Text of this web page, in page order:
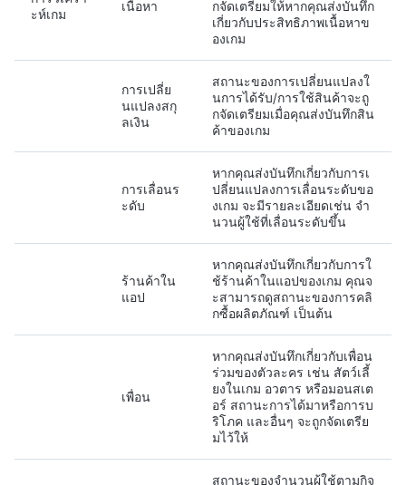
ะห์เกม
เนื้อหา
กจัดเตรียมให้หากคุณส่งบันทึก
เกี่ยวกับประสิทธิภาพเนื้อหาข
องเกม
การเปลี่ย
นแปลงสกุ
ลเงิน
สถานะของการเปลี่ยนแปลงใ
นการได้รับ/การใช้สินค้าจะถู
กจัดเตรียมเมื่อคุณส่งบันทึกสิน
ค้าของเกม
การเลื่อนร
ะดับ
หากคุณส่งบันทึกเกี่ยวกับการเ
ปลี่ยนแปลงการเลื่อนระดับขอ
งเกม จะมีรายละเอียดเช่น จำ
นวนผู้ใช้ที่เลื่อนระดับขึ้น
ร้านค้าใน
แอป
หากคุณส่งบันทึกเกี่ยวกับการใ
ช้ร้านค้าในแอปของเกม คุณจ
ะสามารถดูสถานะของการคลิ
กซื้อผลิตภัณฑ์ เป็นต้น
เพื่อน
หากคุณส่งบันทึกเกี่ยวกับเพื่อน
ร่วมของตัวละคร เช่น สัตว์เลี้
ยงในเกม อวตาร หรือมอนสเต
อร์ สถานะการได้มาหรือการบ
ริโภค และอื่นๆ จะถูกจัดเตรีย
มไว้ให้
สถานะของจำนวนผู้ใช้ตามกิจ